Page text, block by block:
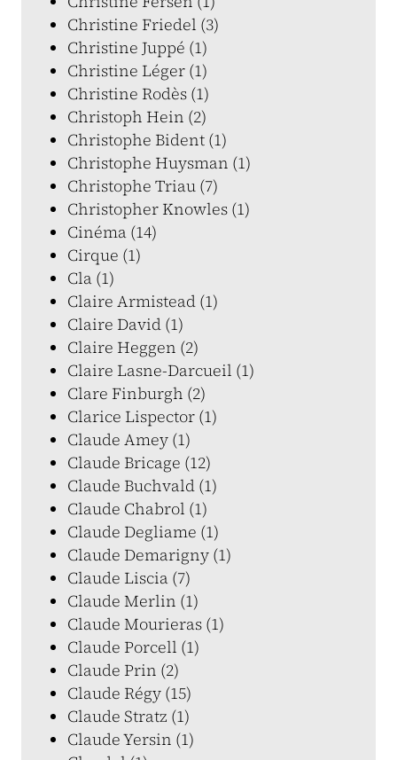
Christine Friedel (3)
Christine Juppé (1)
Christine Léger (1)
Christine Rodès (1)
Christoph Hein (2)
Christophe Bident (1)
Christophe Huysman (1)
Christophe Triau (7)
Christopher Knowles (1)
Cinéma (14)
Cirque (1)
Cla (1)
Claire Armistead (1)
Claire David (1)
Claire Heggen (2)
Claire Lasne-Darcueil (1)
Clare Finburgh (2)
Clarice Lispector (1)
Claude Amey (1)
Claude Bricage (12)
Claude Buchvald (1)
Claude Chabrol (1)
Claude Degliame (1)
Claude Demarigny (1)
Claude Liscia (7)
Claude Merlin (1)
Claude Mourieras (1)
Claude Porcell (1)
Claude Prin (2)
Claude Régy (15)
Claude Stratz (1)
Claude Yersin (1)